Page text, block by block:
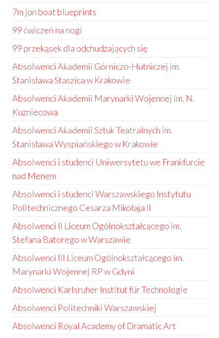
7m jon boat blueprints
99 ćwiczeń na nogi
99 przekąsek dla odchudzających się
Absolwenci Akademii Górniczo-Hutniczej im.
Stanisława Staszica w Krakowie
Absolwenci Akademii Marynarki Wojennej im. N.
Kuzniecowa
Absolwenci Akademii Sztuk Teatralnych im.
Stanisława Wyspiańskiego w Krakowie
Absolwenci i studenci Uniwersytetu we Frankfurcie
nad Menem
Absolwenci i studenci Warszawskiego Instytutu
Politechnicznego Cesarza Mikołaja II
Absolwenci II Liceum Ogólnokształcącego im.
Stefana Batorego w Warszawie
Absolwenci III Liceum Ogólnokształcącego im.
Marynarki Wojennej RP w Gdyni
Absolwenci Karlsruher Institut für Technologie
Absolwenci Politechniki Warszawskiej
Absolwenci Royal Academy of Dramatic Art